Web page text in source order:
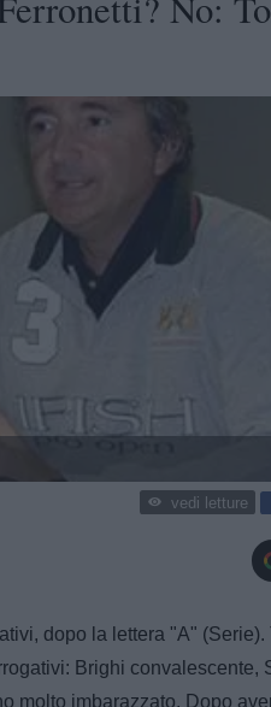
vedi letture
dopo la lettera "A"
Brighi convalescente,
molto imbarazzato. Dopo